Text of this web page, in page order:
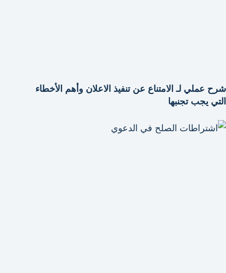
شرح عملي لـ الامتناع عن تنفيذ الاعلان وأهم الأخطاء
التي يجب تجنبها